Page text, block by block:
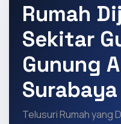
Rumah
Sekitar
Gunung
Surabaya
Telusuri Rumah yang